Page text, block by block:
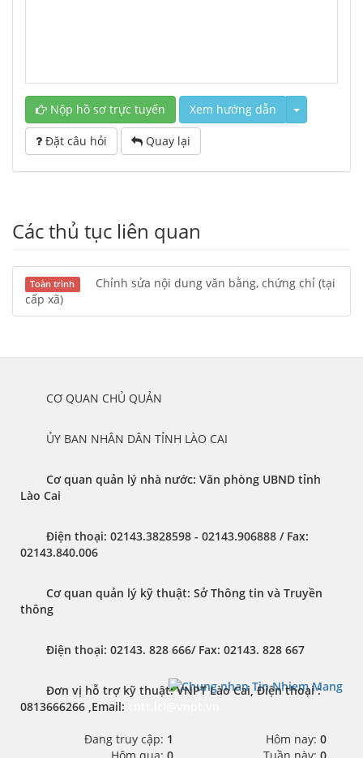
Nộp hồ sơ trực tuyến Xem hướng dẫn
Đặt câu hỏi Quay lại
Các thủ tục liên quan
Toàn trình
Chỉnh sửa nội dung văn bằng, chứng chỉ (tại
cấp xã)
	CƠ QUAN CHỦ QUẢN
	ỦY BAN NHÂN DÂN TỈNH LÀO CAI
Cơ quan quản lý nhà nước: Văn phòng UBND tỉnh
Lào Cai
Điện thoại: 02143.3828598 - 02143.906888 / Fax:
02143.840.006
Cơ quan quản lý kỹ thuật: Sở Thông tin và Truyền
thông
Điện thoại: 02143. 828 666/ Fax: 02143. 828 667
Đơn vị hỗ trợ kỹ thuật: VNPT Lào Cai,
Điện thoại :
0813666266 ,Email:
Đang truy cập: 1 Hôm nay: 0